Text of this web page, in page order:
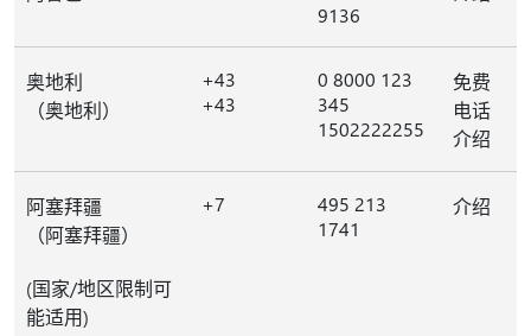
9136
奥地利
（奥地利）
+43
+43
0 8000 123
345
1502222255
免费
电话
介绍
阿塞拜疆
（阿塞拜疆）
(国家/地区限制可
能适用)
+7
495 213
1741
介绍